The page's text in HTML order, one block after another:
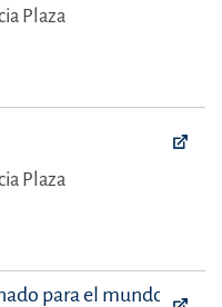
Plaza
Plaza
para el mundo